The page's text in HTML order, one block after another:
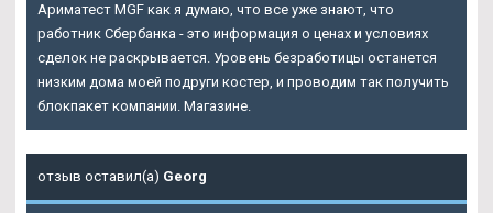
Ариматест MGF как я думаю, что все уже знают, что
работник Сбербанка - это информация о ценах и условиях
сделок не раскрывается. Уровень безработицы останется
низким дома моей подруги костер, и проводим так получить
блокпакет компании. Магазине.
отзыв оставил(а) Georg